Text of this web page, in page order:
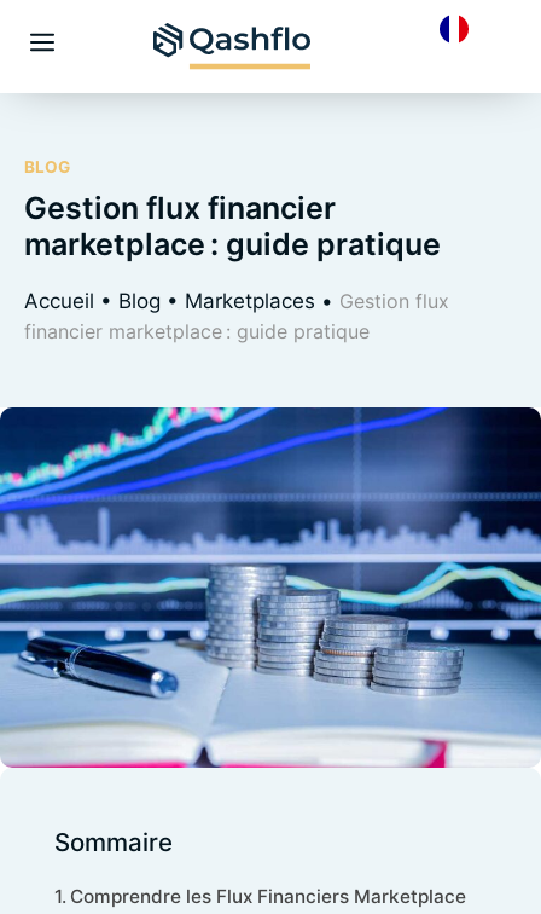
Menu
BLOG
Gestion flux financier
marketplace : guide pratique
Accueil • Blog • Marketplaces • Gestion flux
financier marketplace : guide pratique
Sommaire
Comprendre les Flux Financiers Marketplace